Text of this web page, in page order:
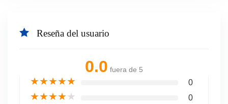
Reseña del usuario
0.0 fuera de 5
★★★★★ 0
★★★★★ 0